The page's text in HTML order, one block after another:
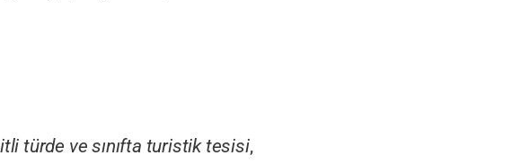
türde ve sınıfta turistik tesisi,